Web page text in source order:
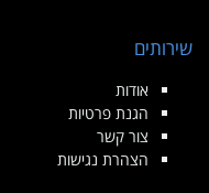
שירותים
אודות
הגנת פרטיות
צור קשר
הצהרת נגישות